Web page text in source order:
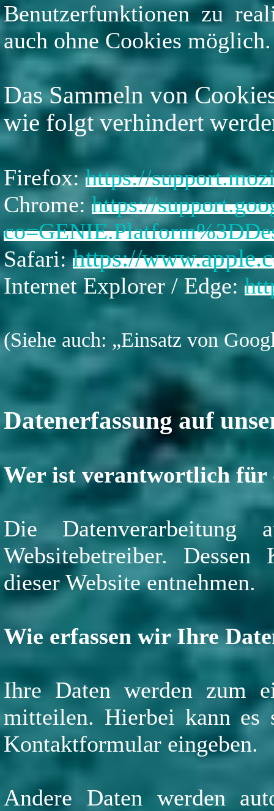
Benutzerfunktionen zu
auch ohne Cookies möglich.
Das Sammeln von
wie folgt verhindert
Firefox:https://
Chrome:https://
Safari:https://
Internet Explorer / Edge:
(Siehe auch: „Einsatz von
Datenerfassung auf
Wer ist verantwortlich für
Die
Websitebetreiber.
dieser Website entnehmen.
Wie erfassen wir Ihre
Ihre Daten werden zum
mitteilen. Hierbei kann
Kontaktformular eingeben.
Andere Daten werden